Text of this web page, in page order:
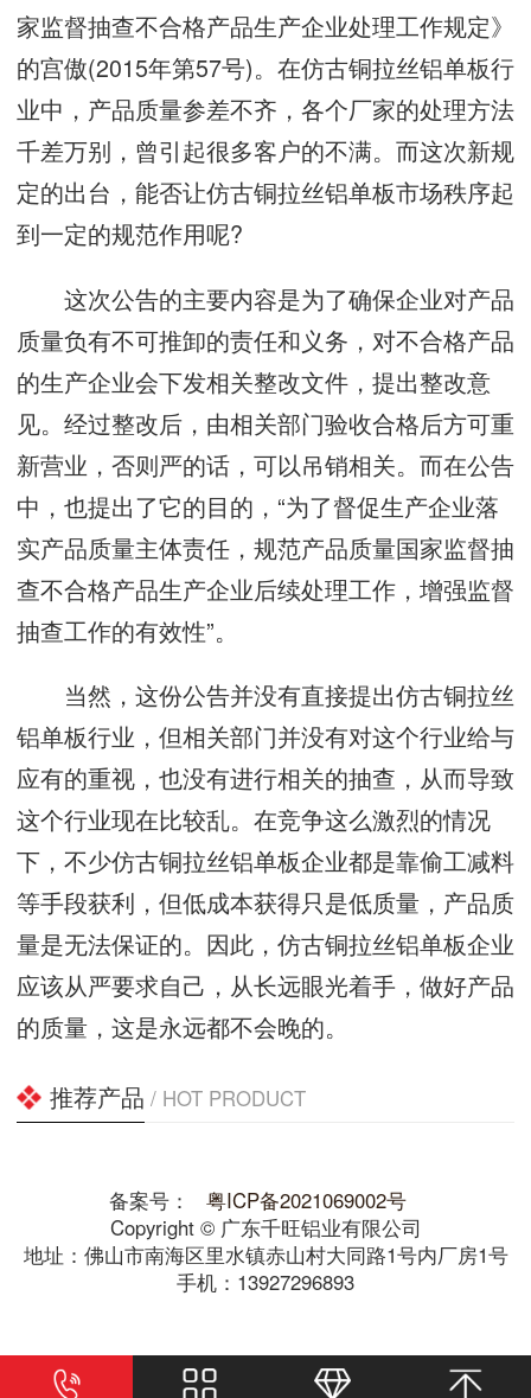
家监督抽查不合格产品生产企业处理工作规定》
的宫傲(2015年第57号)。在仿古铜拉丝铝单板行
业中，产品质量参差不齐，各个厂家的处理方法
千差万别，曾引起很多客户的不满。而这次新规
定的出台，能否让仿古铜拉丝铝单板市场秩序起
到一定的规范作用呢?
这次公告的主要内容是为了确保企业对产品
质量负有不可推卸的责任和义务，对不合格产品
的生产企业会下发相关整改文件，提出整改意
见。经过整改后，由相关部门验收合格后方可重
新营业，否则严的话，可以吊销相关。而在公告
中，也提出了它的目的，“为了督促生产企业落
实产品质量主体责任，规范产品质量国家监督抽
查不合格产品生产企业后续处理工作，增强监督
抽查工作的有效性”。
当然，这份公告并没有直接提出仿古铜拉丝
铝单板行业，但相关部门并没有对这个行业给与
应有的重视，也没有进行相关的抽查，从而导致
这个行业现在比较乱。在竞争这么激烈的情况
下，不少仿古铜拉丝铝单板企业都是靠偷工减料
等手段获利，但低成本获得只是低质量，产品质
量是无法保证的。因此，仿古铜拉丝铝单板企业
应该从严要求自己，从长远眼光着手，做好产品
的质量，这是永远都不会晚的。
推荐产品 / HOT PRODUCT
备案号：
粤ICP备2021069002号
Copyright © 广东千旺铝业有限公司
地址：佛山市南海区里水镇赤山村大同路1号内厂房1号
手机：13927296893